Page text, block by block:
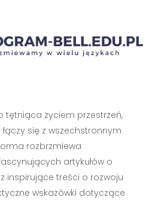
tętniąca życiem przestrzeń,
się z wszechstronnym
rozbrzmiewa
artykułów o
inspirujące treści o rozwoju
wskazówki dotyczące